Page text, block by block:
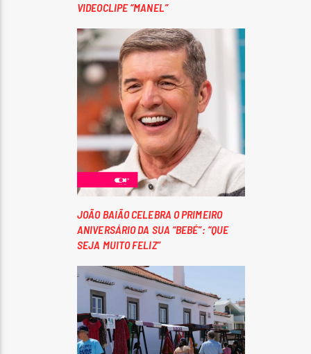
VIDEOCLIPE “MANEL”
JOÃO BAIÃO CELEBRA O PRIMEIRO
ANIVERSÁRIO DA SUA “BEBÉ”: “QUE
SEJA MUITO FELIZ”